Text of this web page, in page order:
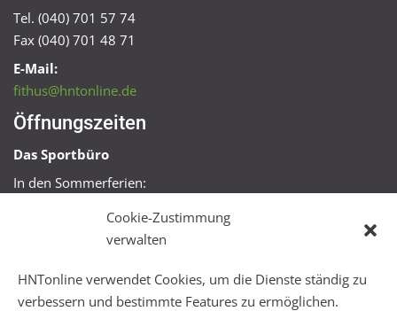
Cookie-Zustimmung
verwalten
HNTonline verwendet Cookies, um die Dienste ständig zu
verbessern und bestimmte Features zu ermöglichen.
Tel. (040) 701 57 74
Fax (040) 701 48 71
E-Mail:
fithus@hntonline.de
Öffnungszeiten
Das Sportbüro
In den Sommerferien:
Mo + Mi 16:00 – 18:00 Uhr
Mo – Fr 08:00 – 22:00 Uhr
Sa + So 10:00 – 18:00 Uhr